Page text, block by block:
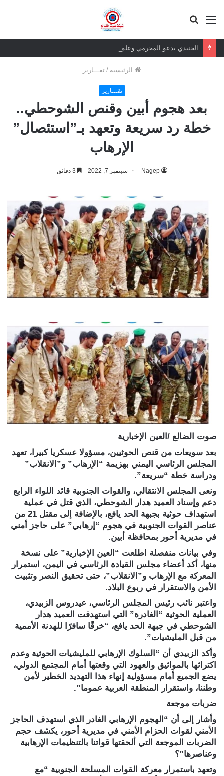
القائمة
الرئيسية / تقـــارير
تقـــارير
بعد هجوم أبين وقنص الشوحطي..
خطة رد سريعة وتعهد بـ”استئصال”
الإرهاب
Nagep سبتمبر 7, 2022
صوت الضالع /العين الإخبارية
بعد سويعات من قنص الحوثيين، مسؤولا عسكريا كبيرا، تعهد
المجلس الرئاسي اليمني بهزيمة “الإرهاب” و”الانقلاب”
ودراسة خطة “سريعة”.
ونعى المجلس الانتقالي، والقوات الجنوبية قائد اللواء الرابع
دعم وإسناد العميد هدار الشوحطي، الذي قتل في عملية
استهداف حوثية بجبهة الحد يافع، بالإضافة إلى مقتل 21 من
عناصر القوات الجنوبية في هجوم “إرهابي” على حاجز أمني
في مديرية أحور بمحافظة أبين.
وفي بيانات منفصلة اطلعت “العين الإخبارية” على نسخة
منها، أكد أعضاء مجلس القيادة الرئاسي في اليمن، استمرار
المعركة مع الإرهاب و”الانقلاب”، حتى تحقيق النصر وتثبيت
الأمن والاستقرار في ربوع البلاد.
واعتبر نائب رئيس المجلس الرئاسي، عيدروس الزبيدي،
العملية الحوثية “الغادرة” التي استهدفت العميد هدار
الشوحطي في جبهة الحد يافع، “خرقًا سافرًا للهدنة الأممية
من قبل المليشيات”.
وأكد الزبيدي أن “السلوك الإرهابي للمليشيات الحوثية وعدم
اكتراثها بالمواثيق والعهود التي وقعتها أمام المجتمع الدولي،
يضع الجميع أمام مسؤولية إنهاء هذا التهديد الخطير لأمن
وطننا، واستقرار المنطقة العربية عموما”.
ضربات موجعة
وأشار إلى أن “الهجوم الإرهابي الغادر الذي استهدف الحاجز
الأمني لقوات الحزام الأمني في مديرية أحور، يكشف حجم
الضربات الموجعة التي ألحقتها قواتنا بالتنظيمات الإرهابية
وعناصرها”؟
وتعهد باستمرار معركة القوات المسلحة الجنوبية “مع